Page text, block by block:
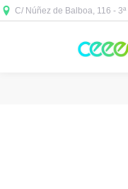
C/ Núñez de Balboa, 116 -